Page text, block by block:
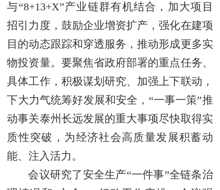
与“8+13+X”产业链群有机结合，加大项目
招引力度，鼓励企业增资扩产，强化在建项
目的动态跟踪和穿透服务，推动形成更多实
物投资量。要聚焦省政府部署的重点任务、
具体工作，积极谋划研究、加强上下联动，
下大力气统筹好发展和安全，“一事一策”推
动事关泰州长远发展的重大事项尽快取得实
质性突破，为经济社会高质量发展积蓄动
能、注入活力。
会议研究了安全生产“一件事”全链条治